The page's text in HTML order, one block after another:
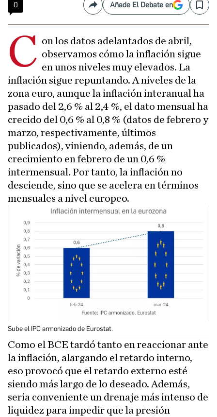
0 CompartirAñade El Debate en Save
C on los datos adelantados de abril,
observamos cómo la inflación sigue
en unos niveles muy elevados. La
inflación sigue repuntando. A niveles de la
zona euro, aunque la inflación interanual ha
pasado del 2,6 % al 2,4 %, el dato mensual ha
crecido del 0,6 % al 0,8 % (datos de febrero y
marzo, respectivamente, últimos
publicados), viniendo, además, de un
crecimiento en febrero de un 0,6 %
intermensual. Por tanto, la inflación no
desciende, sino que se acelera en términos
mensuales a nivel europeo.
Sube el IPC armonizado de Eurostat.
Como el BCE tardó tanto en reaccionar ante
la inflación, alargando el retardo interno,
eso provocó que el retardo externo esté
siendo más largo de lo deseado. Además,
sería conveniente un drenaje más intenso de
liquidez para impedir que la presión